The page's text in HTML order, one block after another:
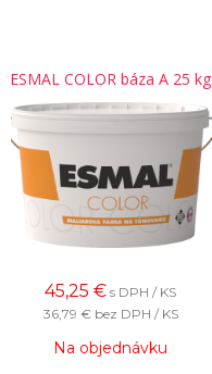
ESMAL COLOR báza A 25 kg
45,25 € s DPH / KS
36,79 € bez DPH / KS
Na objednávku